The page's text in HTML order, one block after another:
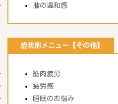
膝の違和感
症状別メニュー【その他】
筋肉疲労
疲労感
睡眠のお悩み